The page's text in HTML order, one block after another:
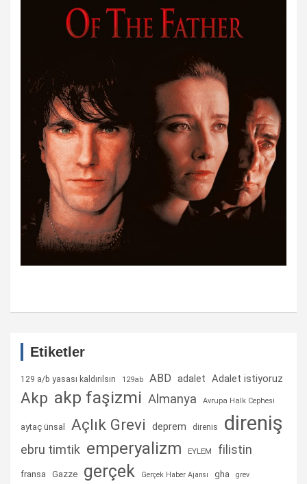
Etiketler
129 a/b yasası kaldırılsın 129ab ABD adalet Adalet istiyoruz
Akp akp faşizmi Almanya Avrupa Halk Cephesi
aytaç ünsal Açlık Grevi deprem direnis direniş
ebru timtik emperyalizm EYLEM filistin
fransa Gazze gerçek Gerçek Haber Ajansı gha grev